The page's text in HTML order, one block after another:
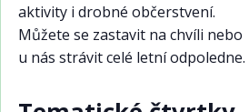
aktivity i drobné občerstvení.
Můžete se zastavit na chvíli nebo
u nás strávit celé letní odpoledne.